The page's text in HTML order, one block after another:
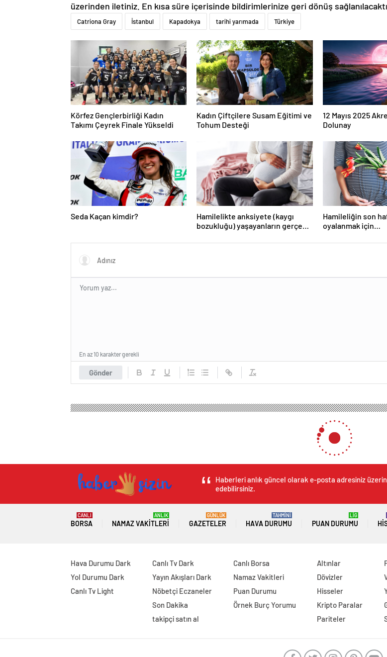
üzerinden iletiniz. En kısa süre içerisinde bildirimlerinize geri dönüş
Catriona Gray İstanbul Kapadokya tarihi yarımada Türkiye
Körfez Gençlerbirliği Kadın
Takımı Çeyrek Finale Yükseldi
Kadın Çiftçilere Susam Eğitimi ve
Tohum Desteği
12 Mayıs 2025
Dolunay
Seda Kaçan kimdir?
Hamilelikte anksiyete (kaygı
bozukluğu) yaşayanların gerçek
Hamileliğin son
oyalanmak için…
Gönder
En az 10 karakter gerekli
Haberleri anlık güncel olarak e-posta adresiniz
edebilirsiniz.
BORSA
CANLI
NAMAZ VAKITLERI
ANLIK
GAZETELER
GÜNLÜK
HAVA DURUMU
TAHMİNİ
PUAN DURUMU
LİG
Hava Durumu Dark
Yol Durumu Dark
Canlı Tv Light
Canlı Tv Dark
Yayın Akışları Dark
Nöbetçi Eczaneler
Son Dakika
takipçi satın al
Canlı Borsa
Namaz Vakitleri
Puan Durumu
Örnek Burç Yorumu
Altınlar
Dövizler
Hisseler
Kripto Paralar
Pariteler